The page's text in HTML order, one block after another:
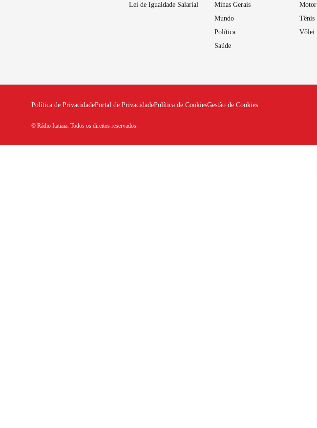
Lei de Igualdade Salarial
Minas Gerais
Mundo
Política
Saúde
Motor
Tênis
Vôlei
Política de PrivacidadePortal de PrivacidadePolítica de CookiesGestão de Cookies
© Rádio Itatiaia. Todos os direitos reservados.